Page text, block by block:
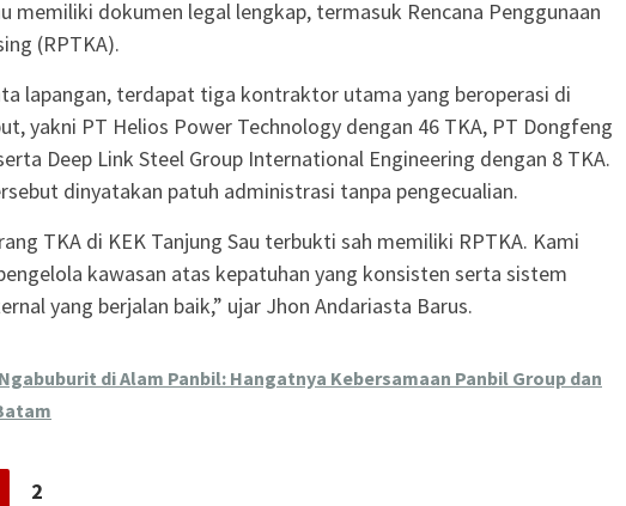
memiliki dokumen legal lengkap, termasuk Rencana Penggunaan
(RPTKA).
lapangan, terdapat tiga kontraktor utama yang beroperasi di
yakni PT Helios Power Technology dengan 46 TKA, PT Dongfeng
Deep Link Steel Group International Engineering dengan 8 TKA.
dinyatakan patuh administrasi tanpa pengecualian.
TKA di KEK Tanjung Sau terbukti sah memiliki RPTKA. Kami
kawasan atas kepatuhan yang konsisten serta sistem
yang berjalan baik,” ujar Jhon Andariasta Barus.
Ngabuburit di Alam Panbil: Hangatnya Kebersamaan Panbil Group dan
2